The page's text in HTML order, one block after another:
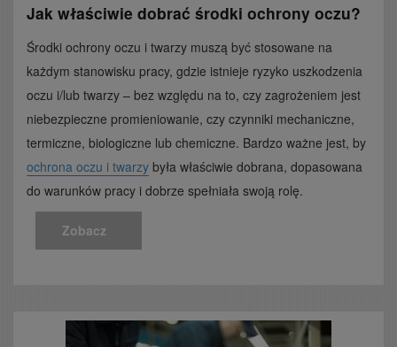
Jak właściwie dobrać środki ochrony oczu?
Środki ochrony oczu i twarzy muszą być stosowane na
każdym stanowisku pracy, gdzie istnieje ryzyko uszkodzenia
oczu i/lub twarzy – bez względu na to, czy zagrożeniem jest
niebezpieczne promieniowanie, czy czynniki mechaniczne,
termiczne, biologiczne lub chemiczne. Bardzo ważne jest, by
ochrona oczu i twarzy była właściwie dobrana, dopasowana
do warunków pracy i dobrze spełniała swoją rolę.
Zobacz